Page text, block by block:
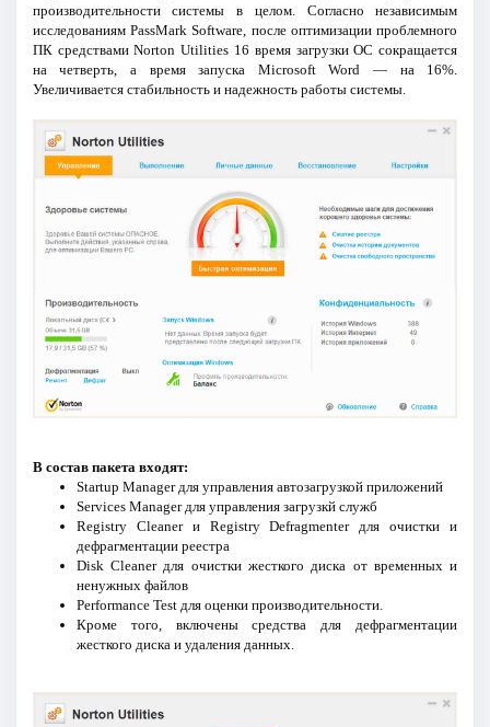
производительности системы в целом. Согласно независимым
исследованиям PassMark Software, после оптимизации проблемного
ПК средствами Norton Utilities 16 время загрузки ОС сокращается
на четверть, а время запуска Microsoft Word — на 16%.
Увеличивается стабильность и надежность работы системы.
В состав пакета входят:
Startup Manager для управления автозагрузкой приложений
Services Manager для управления загрузкй служб
Registry Cleaner и Registry Defragmenter для очистки и
дефрагментации реестра
Disk Cleaner для очистки жесткого диска от временных и
ненужных файлов
Performance Test для оценки производительности.
Кроме того, включены средства для дефрагментации
жесткого диска и удаления данных.